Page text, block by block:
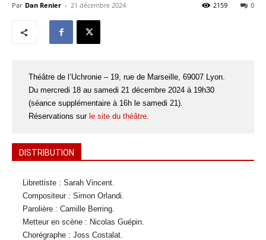
Par Dan Renier - 21 décembre 2024 0
2159
Théâtre de l’Uchronie – 19, rue de Marseille, 69007 Lyon.
Du mercredi 18 au samedi 21 décembre 2024 à 19h30
(séance supplémentaire à 16h le samedi 21).
Réservations sur le site du théâtre.
DISTRIBUTION
Librettiste : Sarah Vincent.
Compositeur : Simon Orlandi.
Parolière : Camille Berring.
Metteur en scène : Nicolas Guépin.
Chorégraphe : Joss Costalat.